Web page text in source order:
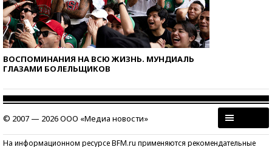
ВОСПОМИНАНИЯ НА ВСЮ ЖИЗНЬ. МУНДИАЛЬ
ГЛАЗАМИ БОЛЕЛЬЩИКОВ
© 2007 — 2026 ООО «Медиа новости»
На информационном ресурсе BFM.ru применяются рекомендательные